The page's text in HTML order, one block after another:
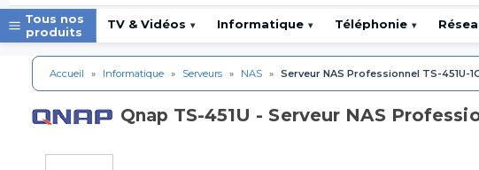
Tous nos
produits
TV & Vidéos ▾ Informatique ▾ Téléphonie ▾
Accueil » Informatique » Serveurs » NAS » Serveur NAS Professionnel TS-451U-
Qnap TS-451U - Serveur NAS